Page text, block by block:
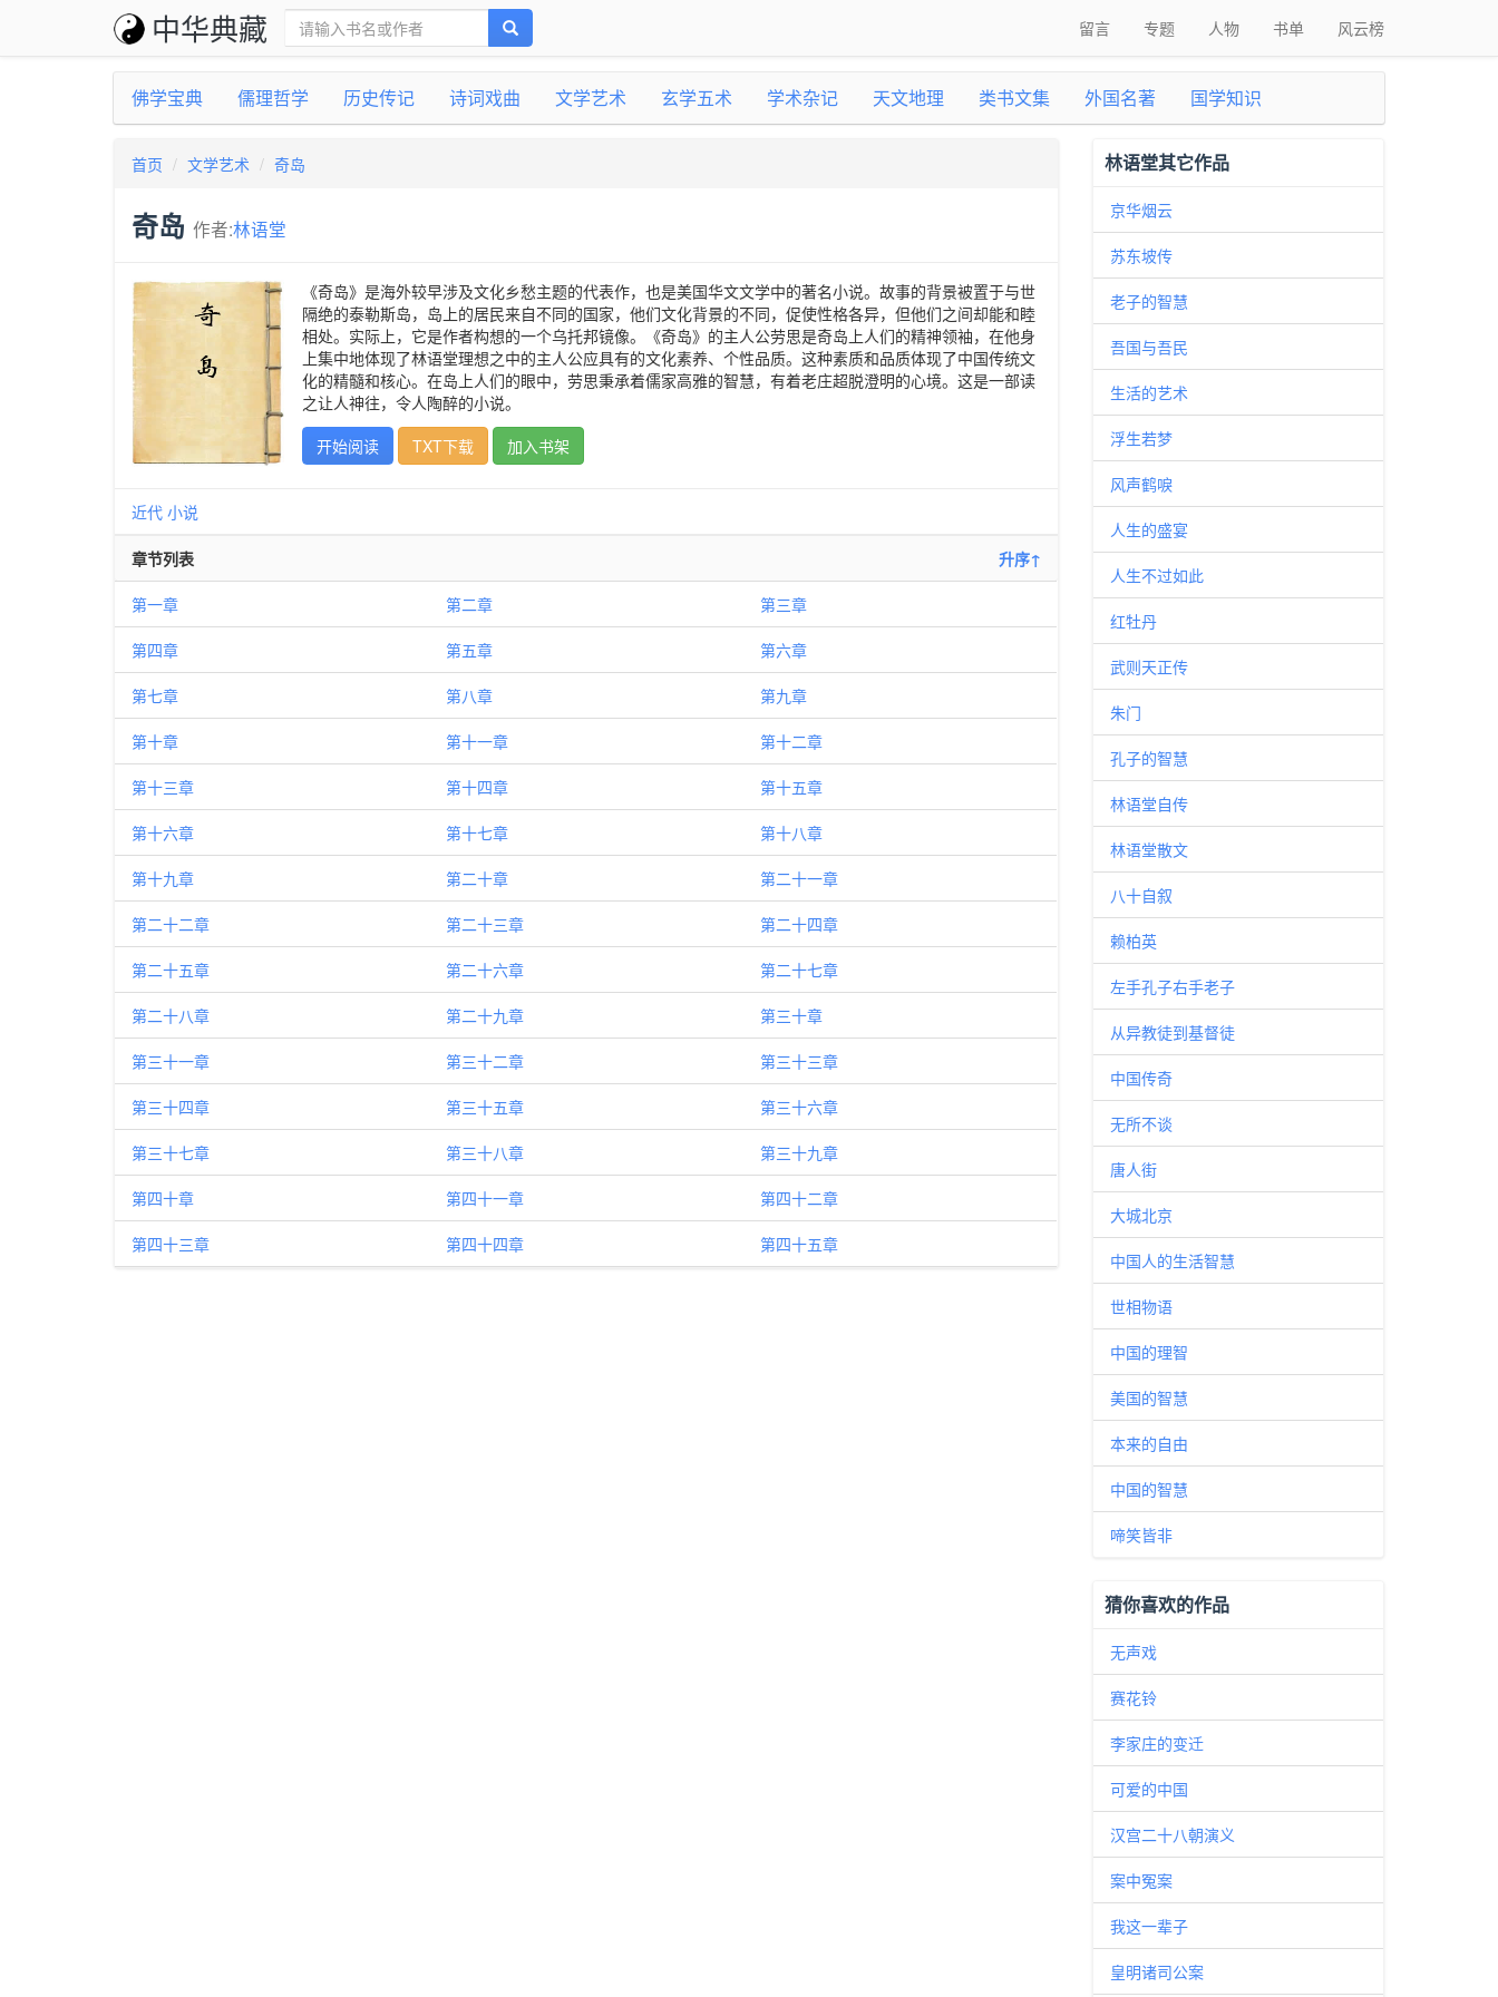
中华典藏 留言 专题 人物 书单 风云榜
佛学宝典 儒理哲学 历史传记 诗词戏曲 文学艺术 玄学五术 学术杂记 天文地理 类书文集 外国名著 国学知识
首页 文学艺术 奇岛
奇岛 作者:林语堂
《奇岛》是海外较早涉及文化乡愁主题的代表作，也是美国华文文学中的著名小说。故事的背景被置于与世
隔绝的泰勒斯岛，岛上的居民来自不同的国家，他们文化背景的不同，促使性格各异，但他们之间却能和睦
相处。实际上，它是作者构想的一个乌托邦镜像。《奇岛》的主人公劳思是奇岛上人们的精神领袖，在他身
上集中地体现了林语堂理想之中的主人公应具有的文化素养、个性品质。这种素质和品质体现了中国传统文
化的精髓和核心。在岛上人们的眼中，劳思秉承着儒家高雅的智慧，有着老庄超脱澄明的心境。这是一部读
之让人神往，令人陶醉的小说。
开始阅读
TXT下载 加入书架
近代 小说
章节列表 升序↑
第一章 第二章 第三章
第四章 第五章 第六章
第七章 第八章 第九章
第十章 第十一章 第十二章
第十三章 第十四章 第十五章
第十六章 第十七章 第十八章
第十九章 第二十章 第二十一章
第二十二章 第二十三章 第二十四章
第二十五章 第二十六章 第二十七章
第二十八章 第二十九章 第三十章
第三十一章 第三十二章 第三十三章
第三十四章 第三十五章 第三十六章
第三十七章 第三十八章 第三十九章
第四十章 第四十一章 第四十二章
第四十三章 第四十四章 第四十五章
林语堂其它作品
京华烟云
苏东坡传
老子的智慧
吾国与吾民
生活的艺术
浮生若梦
风声鹤唳
人生的盛宴
人生不过如此
红牡丹
武则天正传
朱门
孔子的智慧
林语堂自传
林语堂散文
八十自叙
赖柏英
左手孔子右手老子
从异教徒到基督徒
中国传奇
无所不谈
唐人街
大城北京
中国人的生活智慧
世相物语
中国的理智
美国的智慧
本来的自由
中国的智慧
啼笑皆非
猜你喜欢的作品
无声戏
赛花铃
李家庄的变迁
可爱的中国
汉宫二十八朝演义
案中冤案
我这一辈子
皇明诸司公案